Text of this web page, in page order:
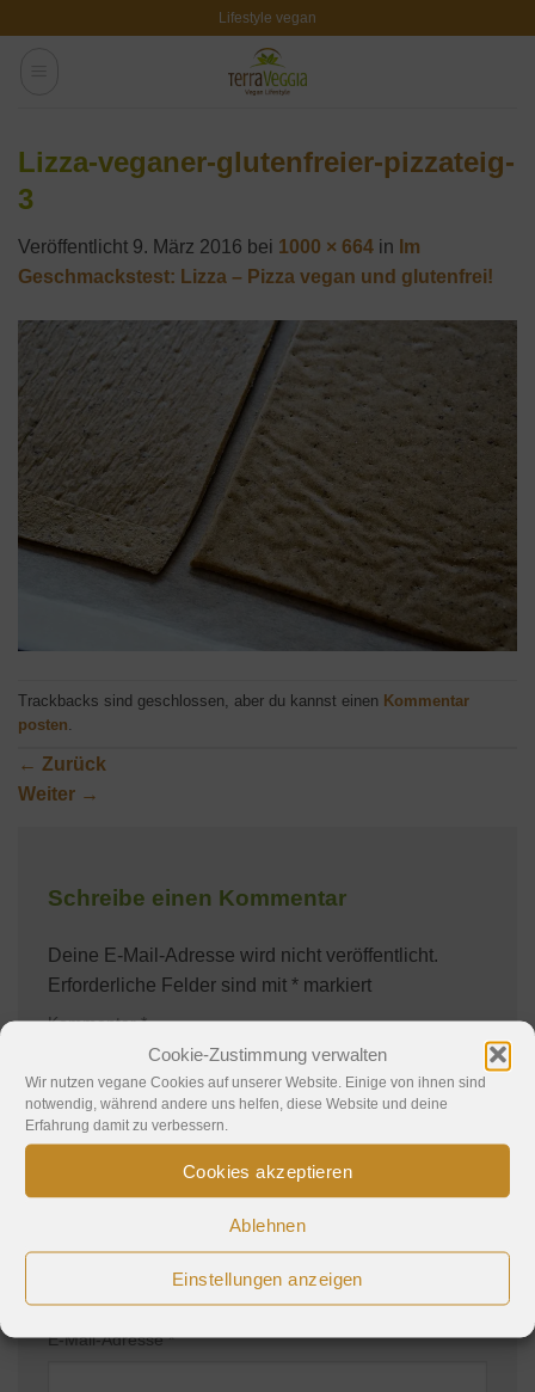
Cookie-Zustimmung verwalten
Wir nutzen vegane Cookies auf unserer Website. Einige von ihnen sind
notwendig, während andere uns helfen, diese Website und deine
Erfahrung damit zu verbessern.
Cookies akzeptieren
Ablehnen
Einstellungen anzeigen
Lifestyle vegan
Lizza-veganer-glutenfreier-pizzateig-
3
Veröffentlicht 9. März 2016 bei 1000 × 664 in Im
Geschmackstest: Lizza – Pizza vegan und glutenfrei!
Trackbacks sind geschlossen, aber du kannst einen Kommentar
posten
← Zurück
Weiter →
Schreibe einen Kommentar
Deine E-Mail-Adresse wird nicht veröffentlicht.
Erforderliche Felder sind mit * markiert
Kommentar*
E-Mail-Adresse*